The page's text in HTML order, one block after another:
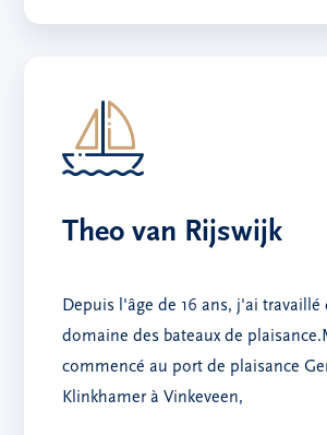
Theo van Rijswijk
Depuis l'âge de 16 ans, j'ai travaillé
domaine des bateaux de
commencé au port de plaisance
Klinkhamer à Vinkeveen,